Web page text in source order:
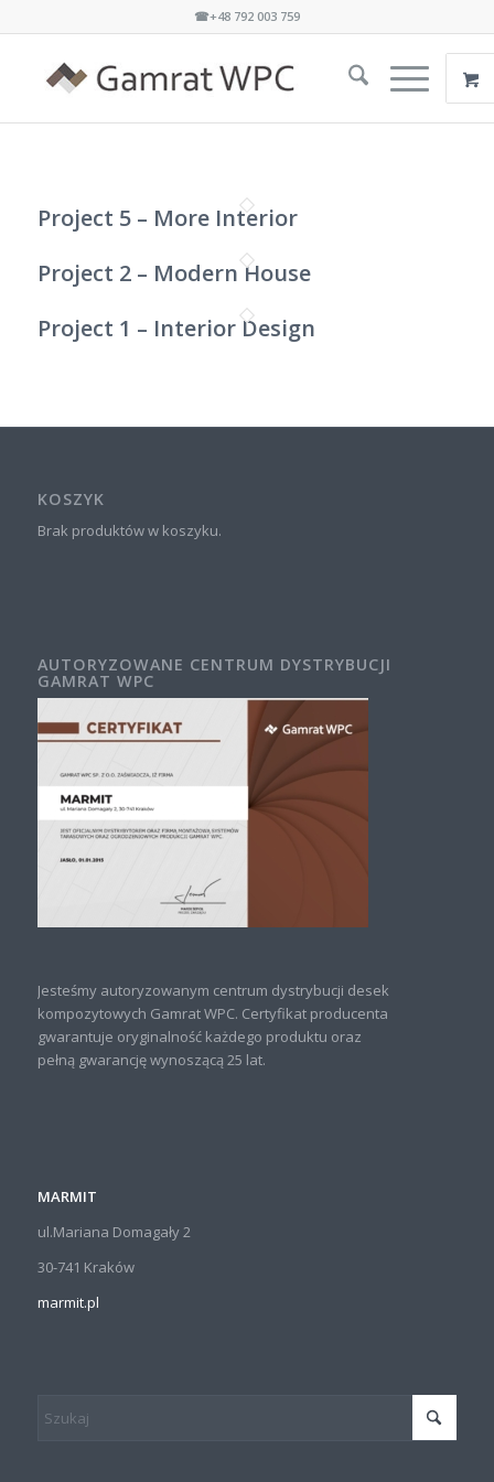
☎+48 792 003 759
Project 5 – More Interior
Project 2 – Modern House
Project 1 – Interior Design
KOSZYK
Brak produktów w koszyku.
AUTORYZOWANE CENTRUM DYSTRYBUCJI
GAMRAT WPC
Jesteśmy autoryzowanym centrum dystrybucji desek
kompozytowych Gamrat WPC. Certyfikat producenta
gwarantuje oryginalność każdego produktu oraz
pełną gwarancję wynoszącą 25 lat.
MARMIT
ul.Mariana Domagały 2
30-741 Kraków
marmit.pl